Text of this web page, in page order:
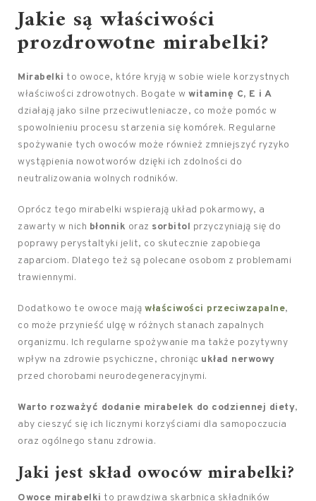
Jakie są właściwości
prozdrowotne mirabelki?
Mirabelki to owoce, które kryją w sobie wiele korzystnych
właściwości zdrowotnych. Bogate w witaminę C, E i A
działają jako silne przeciwutleniacze, co może pomóc w
spowolnieniu procesu starzenia się komórek. Regularne
spożywanie tych owoców może również zmniejszyć ryzyko
wystąpienia nowotworów dzięki ich zdolności do
neutralizowania wolnych rodników.
Oprócz tego mirabelki wspierają układ pokarmowy, a
zawarty w nich błonnik oraz sorbitol przyczyniają się do
poprawy perystaltyki jelit, co skutecznie zapobiega
zaparciom. Dlatego też są polecane osobom z problemami
trawiennymi.
Dodatkowo te owoce mają właściwości przeciwzapalne,
co może przynieść ulgę w różnych stanach zapalnych
organizmu. Ich regularne spożywanie ma także pozytywny
wpływ na zdrowie psychiczne, chroniąc układ nerwowy
przed chorobami neurodegeneracyjnymi.
Warto rozważyć dodanie mirabelek do codziennej diety,
aby cieszyć się ich licznymi korzyściami dla samopoczucia
oraz ogólnego stanu zdrowia.
Jaki jest skład owoców mirabelki?
Owoce mirabelki to prawdziwa skarbnica składników